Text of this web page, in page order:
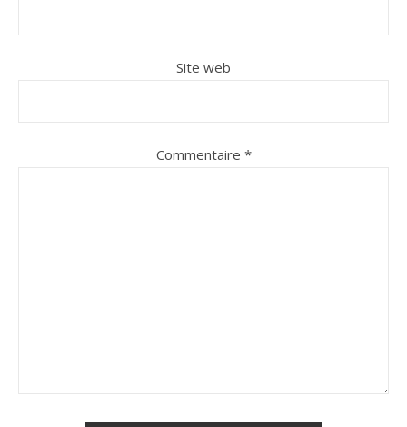
Site web
Commentaire *